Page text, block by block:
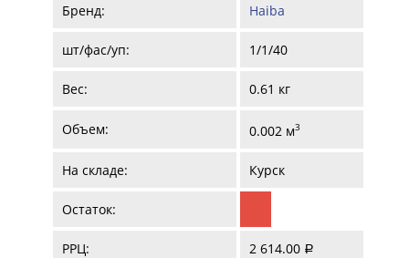
Бренд: Haiba
шт/фас/уп: 1/1/40
Вес: 0.61 кг
Объем: 0.002 м3
На складе: Курск
Остаток:
РРЦ: 2 614.00 a